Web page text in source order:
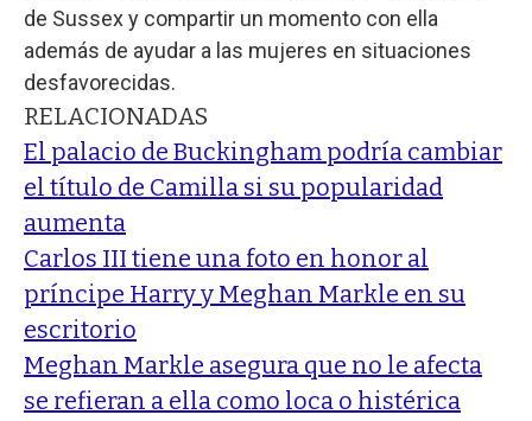
de Sussex y compartir un momento con ella
además de ayudar a las mujeres en situaciones
desfavorecidas.
RELACIONADAS
El palacio de Buckingham podría cambiar
el título de Camilla si su popularidad
aumenta
Carlos III tiene una foto en honor al
príncipe Harry y Meghan Markle en su
escritorio
Meghan Markle asegura que no le afecta
se refieran a ella como loca o histérica